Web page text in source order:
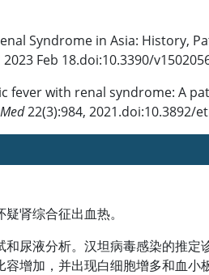
Syndrome in Asia: History,
Feb 18.doi:10.3390/
fever with renal syndrome: A
22(3):984, 2021.doi:10.3892/
肾综合征出血热。
尿液分析。汉坦病毒感染的推定
增加，并出现白细胞增多和血小